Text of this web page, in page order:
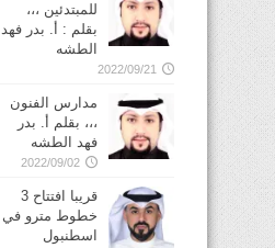
للمبتدئين ،،،
بقلم : أ. بدر فهد
الطشه
2022/09/21
مدارس الفنون
،،، بقلم أ. بدر
فهد الطشه
2022/09/02
قريبا افتتاح 3
خطوط مترو في